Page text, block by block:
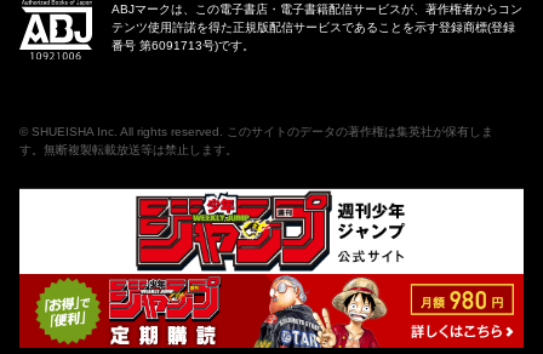
ABJマークは、この電子書店・電子書籍配信サービスが、著作権者からコン
テンツ使用許諾を得た正規版配信サービスであることを示す登録商標(登録
番号 第6091713号)です。
© SHUEISHA Inc. All rights reserved. このサイトのデータの著作権は集英社が保有しま
す。無断複製転載放送等は禁止します。